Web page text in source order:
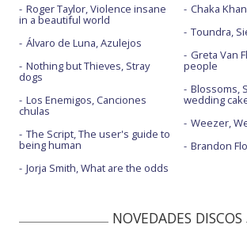
Roger Taylor, Violence insane
in a beautiful world
Álvaro de Luna, Azulejos
Nothing but Thieves, Stray
dogs
Los Enemigos, Canciones
chulas
The Script, The user's guide to
being human
Jorja Smith, What are the odds
Chaka
Toundra,
Greta Van
people
Blossoms,
wedding
Weezer,
Brandon
NOVEDADES DISCOS